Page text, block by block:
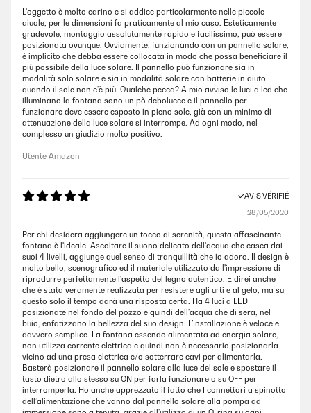
L'oggetto è molto carino e si addice particolarmente nelle piccole
aiuole; per le dimensioni fa praticamente al mio caso. Esteticamente
gradevole, montaggio assolutamente rapido e facilissimo, può essere
posizionata ovunque. Ovviamente, funzionando con un pannello solare,
è implicito che debba essere collocata in modo che possa beneficiare il
più possibile della luce solare. Il pannello può funzionare sia in
modalità solo solare e sia in modalità solare con batterie in aiuto
quando il sole non c'è più. Qualche pecca? A mio avviso le luci a led che
illuminano la fontana sono un pò debolucce e il pannello per
funzionare deve essere esposto in pieno sole, già con un minimo di
attenuazione della luce solare si interrompe. Ad ogni modo, nel
complesso un giudizio molto positivo.
Utente Amazon
AVIS VÉRIFIÉ
28/05/2020
Per chi desidera aggiungere un tocco di serenità, questa affascinante
fontana è l'ideale! Ascoltare il suono delicato dell'acqua che casca dai
suoi 4 livelli, aggiunge quel senso di tranquillità che io adoro. Il design è
molto bello, scenografico ed il materiale utilizzato da l'impressione di
riprodurre perfettamente l'aspetto del legno autentico. E direi anche
che è stata veramente realizzata per resistere agli urti e al gelo, ma su
questo solo il tempo darà una risposta certa. Ha 4 luci a LED
posizionate nel fondo del pozzo e quindi dell'acqua che di sera, nel
buio, enfatizzano la bellezza del suo design. L’Installazione è veloce e
davvero semplice. La fontana essendo alimentata ad energia solare,
non utilizza corrente elettrica e quindi non è necessario posizionarla
vicino ad una presa elettrica e/o sotterrare cavi per alimentarla.
Basterà posizionare il pannello solare alla luce del sole e spostare il
tasto dietro allo stesso su ON per farla funzionare o su OFF per
interromperla. Ho anche apprezzato il fatto che I connettori a spinotto
dell’alimentazione che vanno dal pannello solare alla pompa ad